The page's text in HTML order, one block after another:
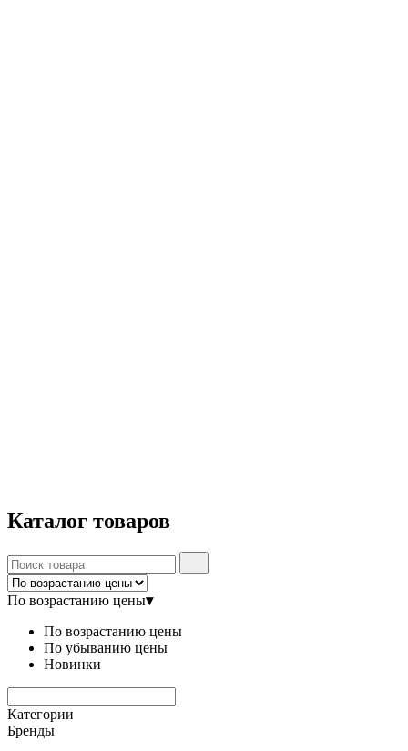
Каталог товаров
По возрастанию цены▾
По возрастанию цены
По убыванию цены
Новинки
Категории
Бренды